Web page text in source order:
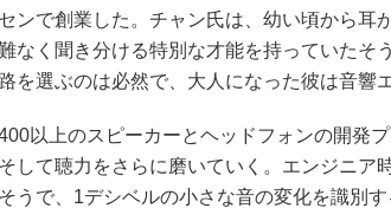
ンで創業した。チャン氏は、幼い頃から耳
なく聞き分ける特別な才能を持っていたそ
を選ぶのは必然で、大人になった彼は音響
以上のスピーカーとヘッドフォンの開発
して聴力をさらに磨いていく。エンジニア
うで、1デシベルの小さな音の変化を識別